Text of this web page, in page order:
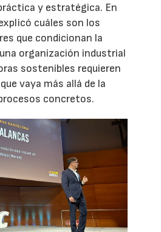
y estratégica. En
cuáles son los
que condicionan la
organización industrial
sostenibles requieren
vaya más allá de la
concretos.